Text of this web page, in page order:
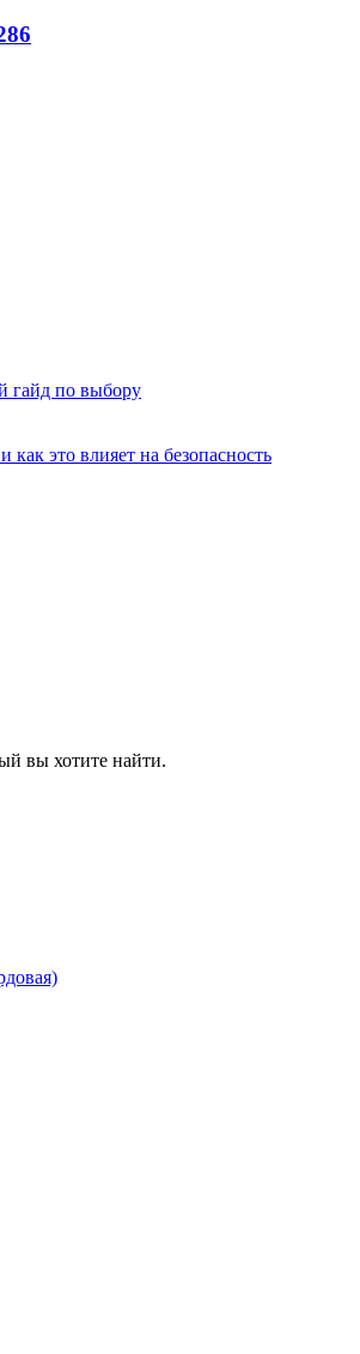
гайд по выбору
это влияет на безопасность
вы хотите найти.